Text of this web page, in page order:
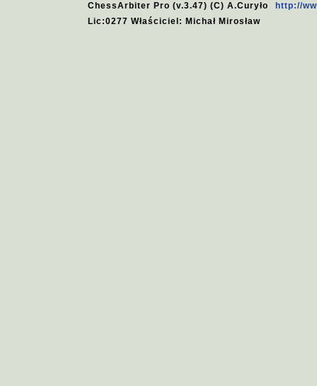
ChessArbiter Pro (v.3.47) (C) A.Curyło
http://
Lic:0277 Właściciel: Michał Mirosław